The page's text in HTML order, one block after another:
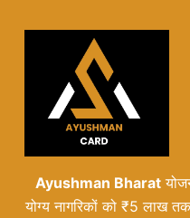
A
WAY
Ayushman Bharat
योग्य नागरिकों को ₹5 लाख